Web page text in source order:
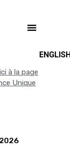
à la page
Unique
2026